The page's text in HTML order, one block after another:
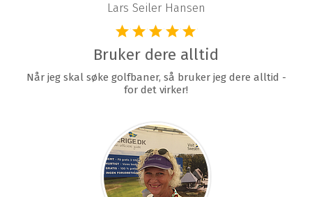
Lars Seiler Hansen
Bruker dere alltid
Når jeg skal søke golfbaner, så bruker jeg dere alltid -
for det virker!